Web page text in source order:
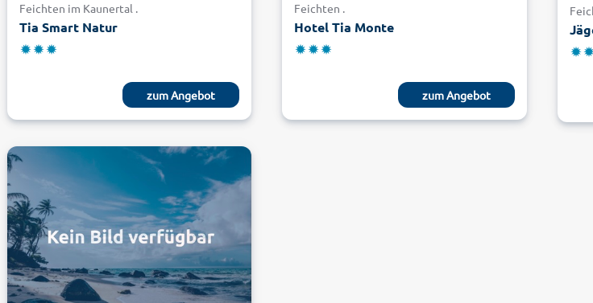
Feichten im Kaunertal .
Tia Smart Natur
zum Angebot
Feichten .
Hotel Tia Monte
zum Angebot